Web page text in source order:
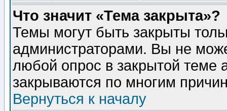
Что значит «Тема закрыта»?
Темы могут быть закрыты
администраторами. Вы не
любой опрос в закрытой теме
закрываются по многим
Вернуться к началу